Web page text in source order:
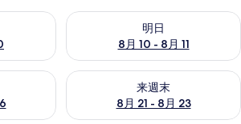
室状況をチェック
明日
8月 10 - 8月 11
明日 8月 10 - 8月 11 の空室状
空室状況をチェック
来週末
8月 21 - 8月 23
来週末 8月 21 - 8月 23 の空室